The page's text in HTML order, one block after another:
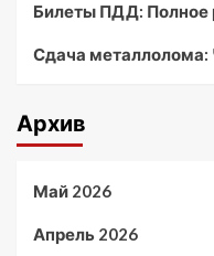
Билеты ПДД: Полное
Сдача металлолома:
Архив
Май 2026
Апрель 2026